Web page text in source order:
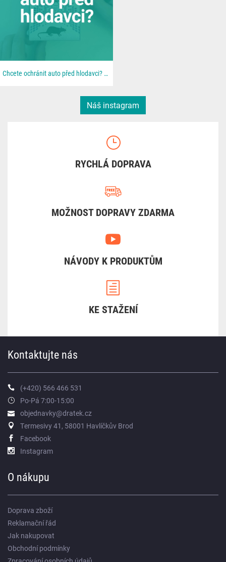
Chcete ochránit auto před hlodavci? 🐀 📦 Všechno najdeš u nás na 👉 dratek.cz #arduino...
Náš instagram
RYCHLÁ DOPRAVA
MOŽNOST DOPRAVY ZDARMA
NÁVODY K PRODUKTŮM
KE STAŽENÍ
Kontaktujte nás
(+420) 566 466 531
Po-Pá 7:00-15:00
objednavky@dratek.cz
Termesivy 41, 58001 Havlíčkův Brod
Facebook
Instagram
O nákupu
Doprava zboží
Reklamační řád
Jak nakupovat
Obchodní podmínky